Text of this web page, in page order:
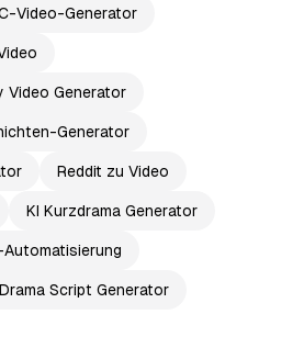
Video-Generator
Video Generator
Generator
Reddit zu Video
KI Kurzdrama Generator
Automatisierung
Script Generator